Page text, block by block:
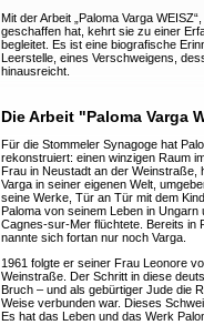
Mit der Arbeit „Paloma Varga
geschaffen hat, kehrt sie zu einer
begleitet. Es ist eine biografische
Leerstelle, eines Verschweigens,
hinausreicht.
Die Arbeit "Paloma Varga
Für die Stommeler Synagoge hat
rekonstruiert: einen winzigen Raum
Frau in Neustadt an der Weinstraße,
Varga in seiner eigenen Welt,
seine Werke, Tür an Tür mit dem
Paloma von seinem Leben in
Cagnes-sur-Mer flüchtete. Bereits in
nannte sich fortan nur noch Varga.
1961 folgte er seiner Frau Leonore
Weinstraße. Der Schritt in diese
Bruch – und als gebürtiger Jude die
Weise verbunden war. Dieses
Es hat das Leben und das Werk